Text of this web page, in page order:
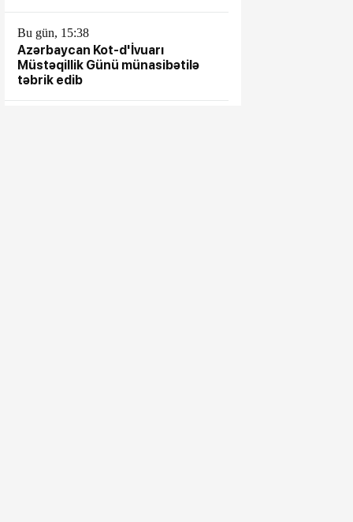
Bu gün, 15:38
Azərbaycan Kot-d'İvuarı
Müstəqillik Günü münasibətilə
təbrik edib